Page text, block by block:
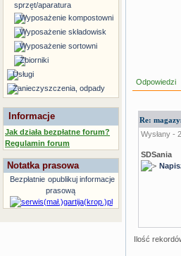
sprzęt/aparatura
Wyposażenie kompostowni
Wyposażenie składowisk
Wyposażenie sortowni
Zbiorniki
Usługi
Zanieczyszczenia, odpady
Informacje
Jak działa bezpłatne forum?
Regulamin forum
Notatka prasowa
Bezpłatnie opublikuj informacje
prasową
Odpowiedzi
Re:
Wysłany -
SDSania
Ilość